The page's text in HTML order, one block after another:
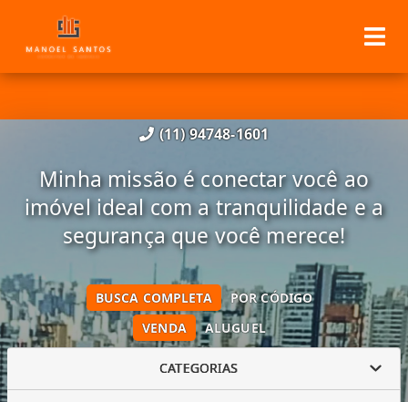
(11) 94748-1601
Minha missão é conectar você ao
imóvel ideal com a tranquilidade e a
segurança que você merece!
VENDA ALUGUEL
BUSCA COMPLETA POR CÓDIGO
CATEGORIAS